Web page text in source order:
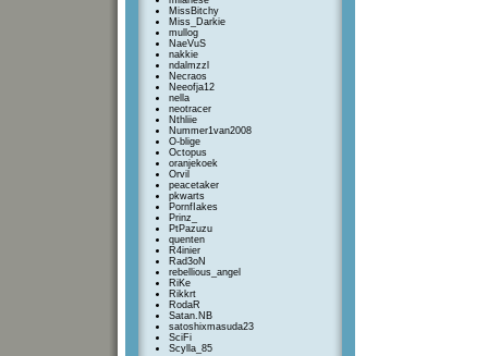
MissBitchy
Miss_Darkie
mullog
NaeVuS
nakkie
ndalmzzl
Necraos
Neeofja12
nella
neotracer
Nthliie
Nummer1van2008
O-blige
Octopus
oranjekoek
Orvil
peacetaker
pkwarts
PornfIakes
Prinz_
PtPazuzu
quenten
R4inier
Rad3oN
rebellious_angel
RiKe
Rikkrt
RodaR
Satan.NB
satoshixmasuda23
SciFi
Scylla_85